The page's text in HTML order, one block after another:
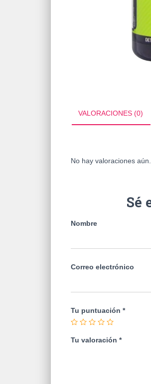
VALORACIONES (0)
No hay valoraciones aún.
Sé
Nombre
Correo electrónico
Tu puntuación *
Tu valoración *